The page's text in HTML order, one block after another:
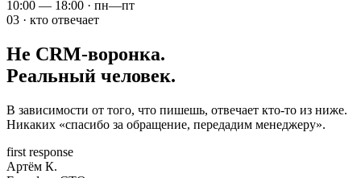
10:00 — 18:00 · пн—пт
03 · кто отвечает
Не CRM-воронка.
Реальный человек.
В зависимости от того, что пишешь, отвечает кто-то из ниже.
Никаких «спасибо за обращение, передадим менеджеру».
first response
Артём К.